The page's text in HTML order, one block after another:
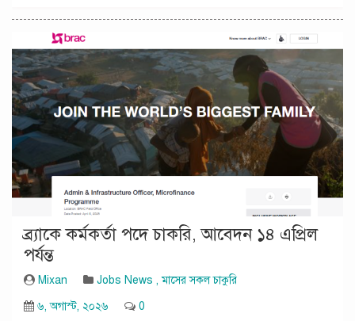
ব্র্যাকে কর্মকর্তা পদে চাকরি, আবেদন ১৪ এপ্রিল
পর্যন্ত
Mixan Jobs News ,মাসের সকল চাকুরি
৬, অগাস্ট, ২০২৬
0